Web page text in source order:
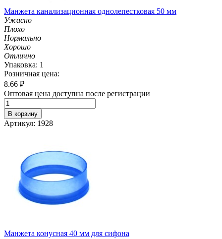
Манжета канализационная однолепестковая 50 мм
Ужасно
Плохо
Нормально
Хорошо
Отлично
Упаковка: 1
Розничная цена:
8.66 ₽
Оптовая цена доступна после регистрации
В корзину
Артикул: 1928
Манжета конусная 40 мм для сифона